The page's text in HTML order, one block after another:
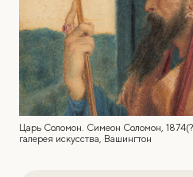
Царь Соломон. Симеон Соломон,
галерея искусства, Вашингтон